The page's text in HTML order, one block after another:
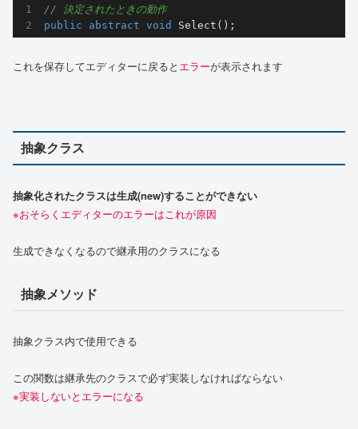
// 決定されたときの動作
public
abstract void Select ( ) ;
これを保存してエディターに戻ると エラーが表示されます
抽象クラス
抽象化されたクラスは生成(new)することができない
※おそらくエディターのエラーはこれが原因
生成できなくなるので継承用のクラスになる
抽象メソッド
抽象クラス内で使用できる
この関数は継承先のクラスで必ず実装しなければならない
※実装しないとエラーになる